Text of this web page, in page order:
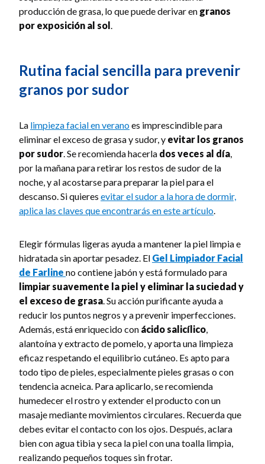
producción de grasa, lo que puede derivar en granos
por exposición al sol .
Rutina facial sencilla para prevenir
granos por sudor
La limpieza facial en veranoes imprescindible para
eliminar el exceso de grasa y sudor, y evitar los granos
por sudor. Se recomienda hacerla dos veces al día,
por la mañana para retirar los restos de sudor de la
noche, y al acostarse para preparar la piel para el
descanso. Si quieres evitar el sudor a la hora de dormir,
aplica las claves que encontrarás en este artículo.
Elegir fórmulas ligeras ayuda a mantener la piel limpia e
hidratada sin aportar pesadez. El Gel Limpiador Facial
de Farline no contiene jabón y está formulado para
limpiar suavemente la piel y eliminar la suciedad y
el exceso de grasa. Su acción purificante ayuda a
reducir los puntos negros y a prevenir imperfecciones.
Además, está enriquecido con ácido salicílico,
alantoína y extracto de pomelo, y aporta una limpieza
eficaz respetando el equilibrio cutáneo. Es apto para
todo tipo de pieles, especialmente pieles grasas o con
tendencia acneica. Para aplicarlo, se recomienda
humedecer el rostro y extender el producto con un
masaje mediante movimientos circulares. Recuerda que
debes evitar el contacto con los ojos. Después, aclara
bien con agua tibia y seca la piel con una toalla limpia,
realizando pequeños toques sin frotar.